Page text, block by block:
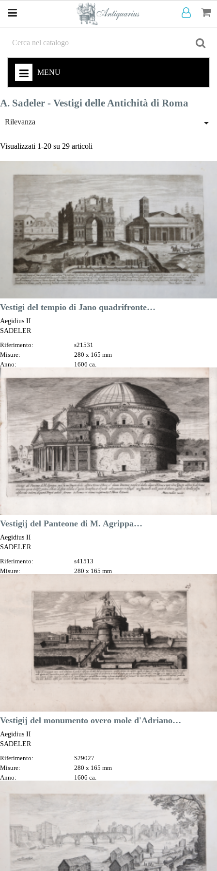
MENU
A. Sadeler - Vestigi delle Antichità di Roma
Rilevanza 
Visualizzati 1-20 su 29 articoli
Vestigi del tempio di Jano quadrifronte…
Aegidius II
SADELER
Riferimento:
s21531
Misure:
280 x 165 mm
Anno:
1606 ca.
Luogo di Stampa:
Prezzo
150,00 €
Anteprima
DESCRIZIONE
Vestigij del Panteone di M. Agrippa…
Aegidius II
SADELER
Riferimento:
s41513
Misure:
280 x 165 mm
Luogo di Stampa:
Praga

DESCRIZIONE
Vestigij del monumento overo mole d'Adriano…
Aegidius II
SADELER
Riferimento:
S29027
Misure:
280 x 165 mm
Anno:
1606 ca.
Prezzo
280,00 €
Anteprima
DESCRIZIONE